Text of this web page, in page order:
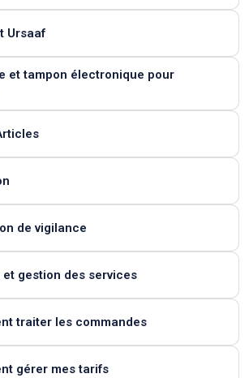
Ursaaf
et tampon électronique pour
de vigilance
gestion des services
traiter les commandes
gérer mes tarifs